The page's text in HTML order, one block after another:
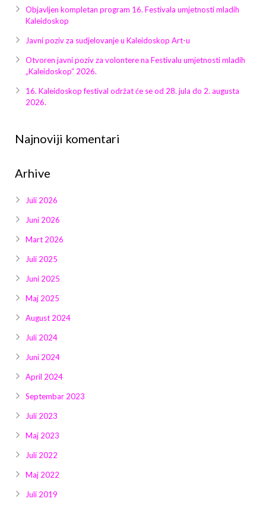
Galerija 2023
Objavljen kompletan program 16. Festivala umjetnosti mladih
Kaleidoskop
Javni poziv za sudjelovanje u Kaleidoskop Art-u
Otvoren javni poziv za volontere na Festivalu umjetnosti mladih
„Kaleidoskop“ 2026.
16. Kaleidoskop festival održat će se od 28. jula do 2. augusta
2026.
Najnoviji komentari
Arhive
Juli 2026
Juni 2026
Mart 2026
Juli 2025
Juni 2025
Maj 2025
August 2024
Juli 2024
Juni 2024
April 2024
Septembar 2023
Juli 2023
Maj 2023
Juli 2022
Maj 2022
Juli 2019